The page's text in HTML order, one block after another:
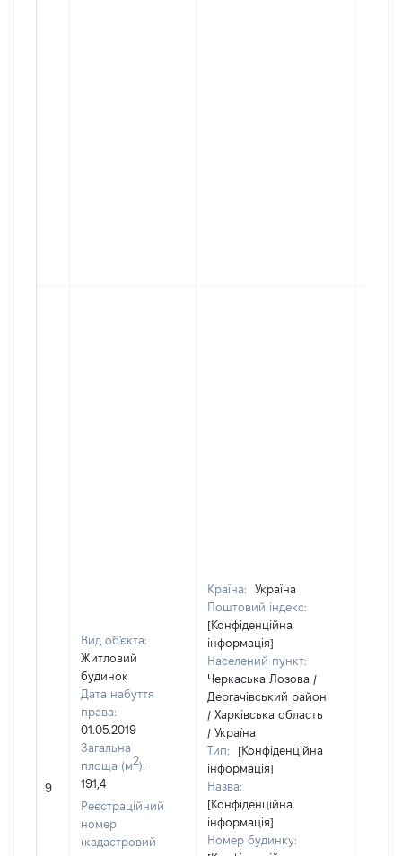
9
Вид об'єкта:
Житловий
будинок
Дата набуття
права:
01.05.2019
Загальна
площа (м2):
191,4
Реєстраційний
номер
(кадастровий
Країна:
Україна
Поштовий індекс:
[Конфіденційна
інформація]
Населений пункт:
Черкаська Лозова /
Дергачівський район
/ Харківська область
/ Україна
Тип:
[Конфіденційна
інформація]
Назва:
[Конфіденційна
інформація]
Номер будинку: